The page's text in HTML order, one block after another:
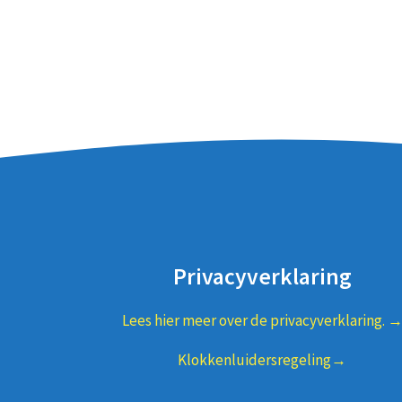
Privacyverklaring
Lees hier meer over de privacyverklaring. →
Klokkenluidersregeling→